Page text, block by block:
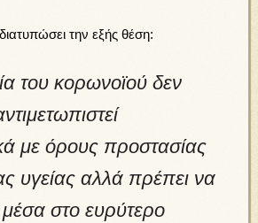
την εξής θέση:
του κορωνοϊού δεν
με όρους προστασίας
υγείας αλλά πρέπει να
μέσα στο ευρύτερο